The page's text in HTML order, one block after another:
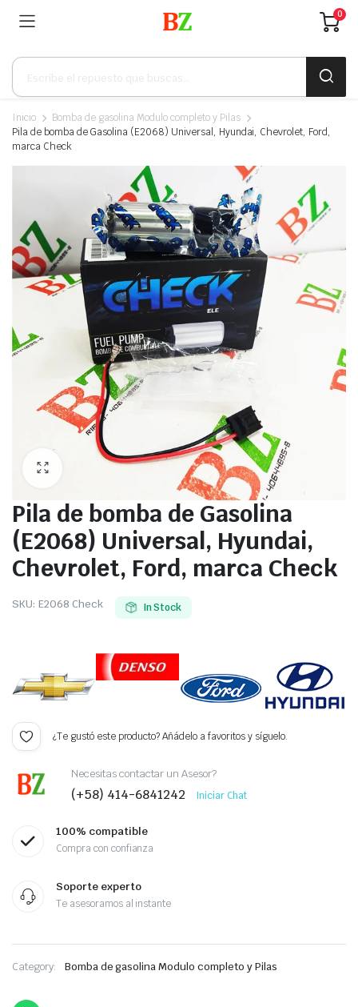
0
Búsqueda
productos
Inicio
Bomba de gasolina Modulo completo y Pilas
Pila de bomba de Gasolina (E2068) Universal, Hyundai, Chevrolet, Ford,
marca Check
Pila de bomba de Gasolina
(E2068) Universal, Hyundai,
Chevrolet, Ford, marca Check
SKU: E2068 Check In Stock
¿Te gustó este producto? Añádelo a favoritos y síguelo.
Necesitas contactar un Asesor?
(+58) 414-6841242 Iniciar Chat
100% compatible
Compra con confianza
Soporte experto
Te asesoramos al instante
Category: Bomba de gasolina Modulo completo y Pilas